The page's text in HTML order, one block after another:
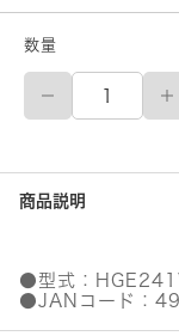
数量
【直
品】
テ
ー
プ
ネ
ー
商品説明
●型式：
●JANコード：